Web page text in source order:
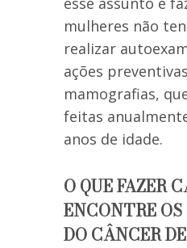
mulheres não
realizar
ações
mamografias,
feitas
anos de idade.
O QUE FAZER
ENCONTRE
DO CÂNCER